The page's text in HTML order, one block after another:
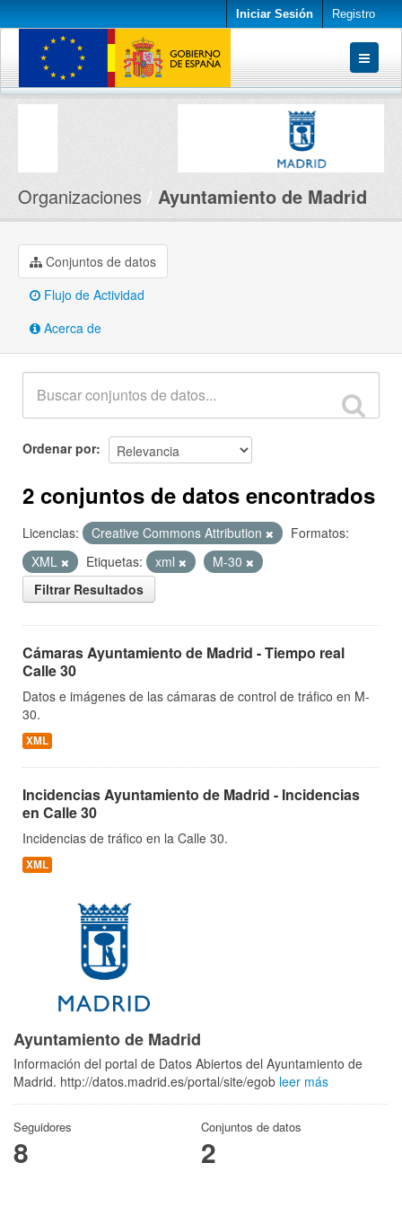
Iniciar Sesión Registro
Conjuntos de datos
Organizaciones Ayuntamiento de Madrid
Conjuntos de datos
Flujo de Actividad
Acerca de
Ordenar por
2 conjuntos de datos encontrados
Licencias: Creative Commons Attribution
Formatos:
XML
Etiquetas: xml
M-30
Filtrar Resultados
Cámaras Ayuntamiento de Madrid - Tiempo real
Calle 30
Datos e imágenes de las cámaras de control de tráfico en M-
30.
XML
Incidencias Ayuntamiento de Madrid - Incidencias
en Calle 30
Incidencias de tráfico en la Calle 30.
XML
Ayuntamiento de Madrid
Información del portal de Datos Abiertos del Ayuntamiento de
Madrid. http://datos.madrid.es/portal/site/egob leer más
Seguidores
8
Conjuntos de datos
2